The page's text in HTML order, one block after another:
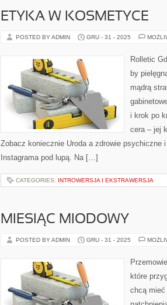
ETYKA W KOSMETYCE
POSTED BY ADMIN GRU - 31 - 2025
Rolletic
by
mądrą
i krok po
cera – jej
Zobacz koniecznie Uroda a zdrowie psychiczne
Instagrama pod lupą. Na […]
CATEGORIES: INTROWERSJA I EKSTRAWERSJA
MIESIĄC MIODOWY
POSTED BY ADMIN GRU - 31 - 2025
które
chcą mieć